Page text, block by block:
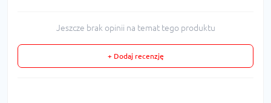
Jeszcze brak opinii na temat tego produktu
+ Dodaj recenzję